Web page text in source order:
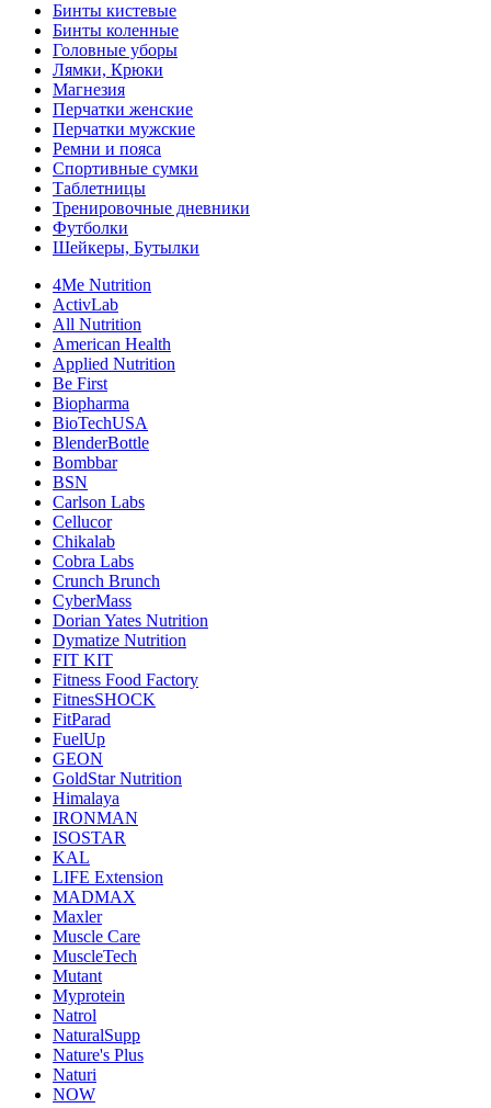
Бинты кистевые
Бинты коленные
Головные уборы
Лямки, Крюки
Магнезия
Перчатки женские
Перчатки мужские
Ремни и пояса
Спортивные сумки
Таблетницы
Тренировочные дневники
Футболки
Шейкеры, Бутылки
4Me Nutrition
ActivLab
All Nutrition
American Health
Applied Nutrition
Be First
Biopharma
BioTechUSA
BlenderBottle
Bombbar
BSN
Carlson Labs
Cellucor
Chikalab
Cobra Labs
Crunch Brunch
CyberMass
Dorian Yates Nutrition
Dymatize Nutrition
FIT KIT
Fitness Food Factory
FitnesSHOCK
FitParad
FuelUp
GEON
GoldStar Nutrition
Himalaya
IRONMAN
ISOSTAR
KAL
LIFE Extension
MADMAX
Maxler
Muscle Care
MuscleTech
Mutant
Myprotein
Natrol
NaturalSupp
Nature's Plus
Naturi
NOW